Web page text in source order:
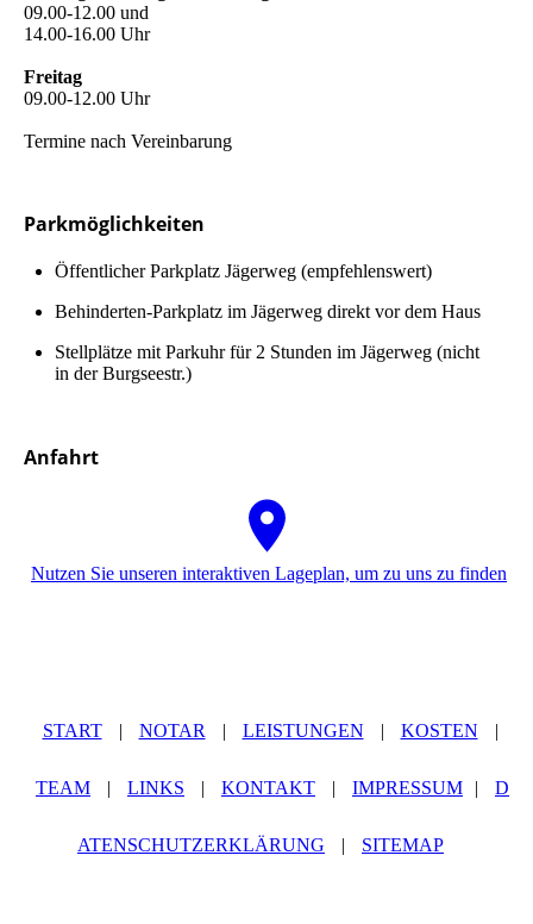
09.00-12.00 und
14.00-16.00 Uhr
Freitag
09.00-12.00 Uhr
Termine nach Vereinbarung
Parkmöglichkeiten
Öffent­lich­er Parkplatz Jägerweg (em­pfeh­lens­wert)
Be­hin­der­ten-Parkplatz im Jägerweg direkt vor dem Haus
Stellplätze mit Park­uhr für 2 Stunden im Jägerweg (nicht
in der Burgseestr.)
Anfahrt
Nutzen Sie unseren interaktiven La­ge­plan, um zu uns zu finden
START | NOTAR | LEISTUNGEN | KOSTEN |
TEAM | LINKS | KONTAKT | IMPRESSUM | D
ATENSCHUTZERKLÄRUNG | SITEMAP